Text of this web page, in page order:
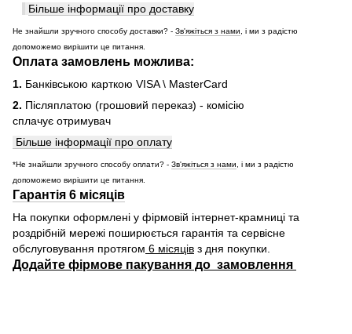
Більше інформації про доставку
Не знайшли зручного способу доставки? - Зв'яжіться з нами, і ми з радістю
допоможемо вирішити це питання.
Оплата замовлень можлива:
1. Банківською карткою VISA \ MasterCard
2. Післяплатою (грошовий переказ) - комісію
сплачує отримувач
Більше інформації про оплату
*Не знайшли зручного способу оплати? - Зв'яжіться з нами, і ми з радістю
допоможемо вирішити це питання.
Гарантія 6 місяців
На покупки оформлені у фірмовій інтернет-крамниці та
роздрібній мережі поширюється гарантія та сервісне
обслуговування протягом 6 місяців з дня покупки.
Додайте фірмове пакування до замовлення